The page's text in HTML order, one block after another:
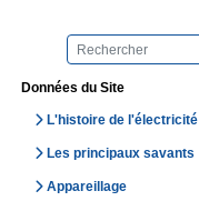
Données du Site
L'histoire de l'électricité
Les principaux savants
Appareillage